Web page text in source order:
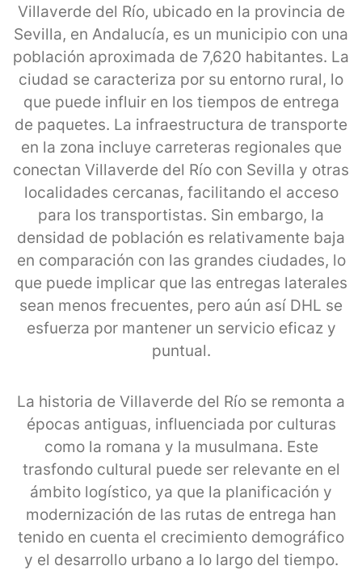
Villaverde del Río, ubicado en la provincia de
Sevilla, en Andalucía, es un municipio con una
población aproximada de 7,620 habitantes. La
ciudad se caracteriza por su entorno rural, lo
que puede influir en los tiempos de entrega
de paquetes. La infraestructura de transporte
en la zona incluye carreteras regionales que
conectan Villaverde del Río con Sevilla y otras
localidades cercanas, facilitando el acceso
para los transportistas. Sin embargo, la
densidad de población es relativamente baja
en comparación con las grandes ciudades, lo
que puede implicar que las entregas laterales
sean menos frecuentes, pero aún así DHL se
esfuerza por mantener un servicio eficaz y
puntual.
La historia de Villaverde del Río se remonta a
épocas antiguas, influenciada por culturas
como la romana y la musulmana. Este
trasfondo cultural puede ser relevante en el
ámbito logístico, ya que la planificación y
modernización de las rutas de entrega han
tenido en cuenta el crecimiento demográfico
y el desarrollo urbano a lo largo del tiempo.